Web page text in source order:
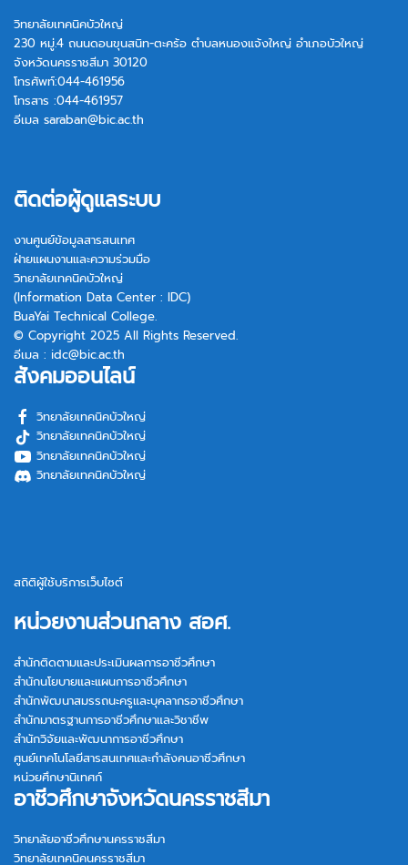
วิทยาลัยเทคนิคบัวใหญ่
230 หมู่.4 ถนนดอนขุนสนิท-ตะคร้อ ตำบลหนองแจ้งใหญ่ อำเภอบัวใหญ่
จังหวัดนครราชสีมา 30120
โทรศัพท์:044-461956
โทรสาร :044-461957
อีเมล saraban@bic.ac.th
ติดต่อผู้ดูแลระบบ
งานศูนย์ข้อมูลสารสนเทศ
ฝ่ายแผนงานและความร่วมมือ
วิทยาลัยเทคนิคบัวใหญ่
(Information Data Center : IDC)
BuaYai Technical College.
© Copyright 2025 All Rights Reserved.
อีเมล : idc@bic.ac.th
สังคมออนไลน์
วิทยาลัยเทคนิคบัวใหญ่
วิทยาลัยเทคนิคบัวใหญ่
วิทยาลัยเทคนิคบัวใหญ่
วิทยาลัยเทคนิคบัวใหญ่
สถิติผู้ใช้บริการเว็บไซต์
หน่วยงานส่วนกลาง สอศ.
สำนักติดตามและประเมินผลการอาชีวศึกษา
สำนักนโยบายและแผนการอาชีวศึกษา
สำนักพัฒนาสมรรถนะครูและบุคลากรอาชีวศึกษา
สำนักมาตรฐานการอาชีวศึกษาและวิชาชีพ
สำนักวิจัยและพัฒนาการอาชีวศึกษา
ศูนย์เทคโนโลยีสารสนเทศและกำลังคนอาชีวศึกษา
หน่วยศึกษานิเทศก์
อาชีวศึกษาจังหวัดนครราชสีมา
วิทยาลัยอาชีวศึกษานครราชสีมา
วิทยาลัยเทคนิคนครราชสีมา